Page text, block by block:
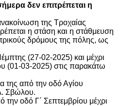
δεν επιτρέπεται η
της Τροχαίας
η στάση και η στάθμευση
δρόμους της πόλης, ως
(27-02-2025) και μέχρι
(01-03-2025) στις παρακάτω
της από την οδό Αγίου
Σβώλου.
την οδό Γ΄ Σεπτεμβρίου μέχρι